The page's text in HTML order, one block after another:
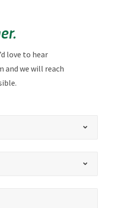
love to hear
and we will reach